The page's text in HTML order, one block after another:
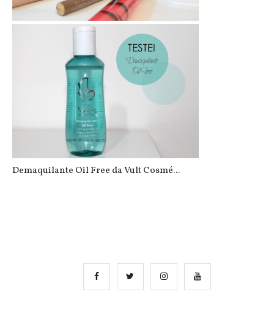
Testando: Makes da Vult
Demaquilante Oil Free da Vult Cosmé...